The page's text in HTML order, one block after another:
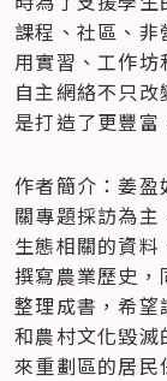
課程、社區、非
用實習、工作
自主網絡不只
是打造了更豐富
作者簡介：姜盈
關專題採訪為主
生態相關的資料
撰寫農業歷史
整理成書，希
和農村文化毀滅
來重劃區的居民